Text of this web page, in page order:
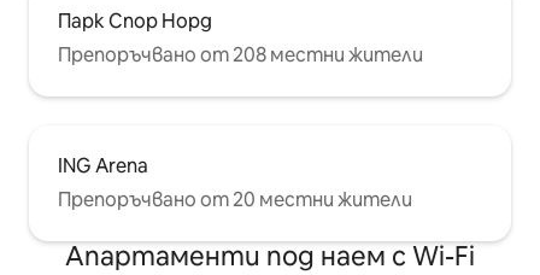
Парк Спор Норд
Препоръчвано от 208 местни жители
ING Arena
Препоръчвано от 20 местни жители
Апартаменти под наем с Wi-Fi